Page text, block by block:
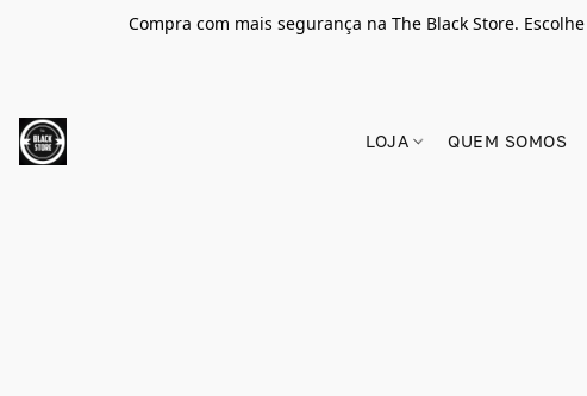
Compra com mais segurança na The Black Store.
LOJA QUEM SOMOS